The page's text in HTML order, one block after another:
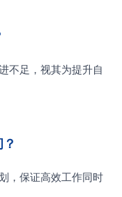
不足，视其为提升自
，保证高效工作同时